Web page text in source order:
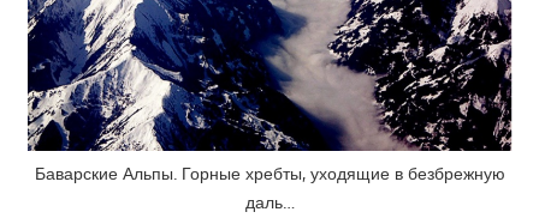
Баварские Альпы. Горные хребты, уходящие в безбрежную
даль…